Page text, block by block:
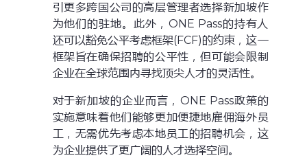
引更多跨国公司的高层管理者选择新加坡作
为他们的驻地。此外，ONE Pass的持有人
还可以豁免公平考虑框架(FCF)的约束，这一
框架旨在确保招聘的公平性，但可能会限制
企业在全球范围内寻找顶尖人才的灵活性。
对于新加坡的企业而言，ONE Pass政策的
实施意味着他们能够更加便捷地雇佣海外员
工，无需优先考虑本地员工的招聘机会，这
为企业提供了更广阔的人才选择空间。